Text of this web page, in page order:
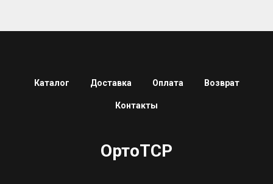
Каталог Доставка Оплата Возврат
Контакты
ОртоТСР